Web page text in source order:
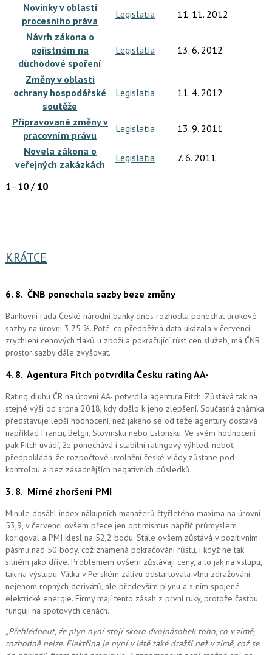
Novinky v oblasti
procesního práva
Legislatia
11. 11. 2012
Návrh zákona o
pojistném na
důchodové spoření
Legislatia 13. 6. 2012
Změny v oblasti
ochrany hospodářské
soutěže
Legislatia 11. 4. 2012
Připravované změny v
pracovním právu
Legislatia
13. 9. 2011
Novela zákona o
veřejných zakázkách
Legislatia 7. 6. 2011
1–10/ 10
KRÁTCE
6. 8. ČNB ponechala sazby beze změny
Bankovní rada České národní banky dnes rozhodla ponechat úrokové
sazby na úrovni 3,75 %. Poté, co předběžná data ukázala v červenci
zrychlení cenových tlaků u zboží a pokračující růst cen služeb, má ČNB
prostor sazby dále zvyšovat.
4. 8. Agentura Fitch potvrdila Česku rating AA-
Rating dluhu ČR na úrovni AA- potvrdila agentura Fitch. Zůstává tak na
stejné výši od srpna 2018, kdy došlo k jeho zlepšení. Současná známka
představuje lepší hodnocení, než jakého se od téže agentury dostává
například Francii, Belgii, Slovinsku nebo Estonsku. Ve svém hodnocení
pak Fitch uvádí, že ponechává i stabilní ratingový výhled, neboť
předpokládá, že rozpočtové uvolnění české vlády zůstane pod
kontrolou a bez zásadnějších negativních důsledků.
3. 8. Mírné zhoršení PMI
Minule dosáhl index nákupních manažerů čtyřletého maxima na úrovni
53,9, v červenci ovšem přece jen optimismus napříč průmyslem
korigoval a PMI klesl na 52,2 bodu. Stále ovšem zůstává v pozitivním
pásmu nad 50 body, což znamená pokračování růstu, i když ne tak
silném jako dříve. Problémem ovšem zůstávají ceny, a to jak na vstupu,
tak na výstupu. Válka v Perském zálivu odstartovala vlnu zdražování
nejenom ropných derivátů, ale především plynu a s ním spojené
elektrické energie. Firmy mají tento zásah z první ruky, protože častou
fungují na spotových cenách.
„Přehlédnout, že plyn nyní stojí skoro dvojnásobek toho, co v zimě,
rozhodně nelze. Elektřina je nyní v létě také dražší než v zimě, což se